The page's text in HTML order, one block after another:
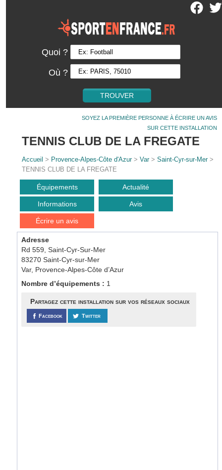
Quoi ?
Où ?
SOYEZ LA PREMIÈRE PERSONNE À ÉCRIRE UN AVIS
SUR CETTE INSTALLATION
TENNIS CLUB DE LA FREGATE
Accueil > Provence-Alpes-Côte d'Azur>Var>Saint-Cyr-sur-Mer>
TENNIS CLUB DE LA FREGATE
Équipements Actualité
Informations Avis
Écrire un avis
Adresse
Rd 559, Saint-Cyr-Sur-Mer
83270 Saint-Cyr-sur-Mer
Var, Provence-Alpes-Côte d’Azur
Nombre d’équipements : 1
Partagez cette installation sur vos réseaux sociaux
Facebook Twitter